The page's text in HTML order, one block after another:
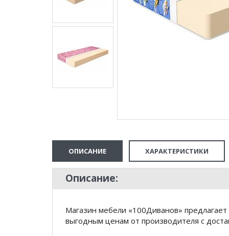
ОПИСАНИЕ ХАРАКТЕРИСТИКИ
Описание:
Магазин мебели «100Диванов»
выгодным ценам от производителя с